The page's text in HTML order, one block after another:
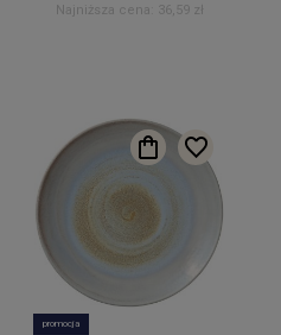
Najniższa cena:
36,59 zł
promocja